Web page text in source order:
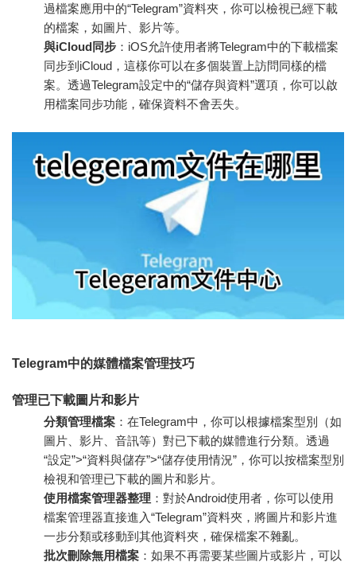
過檔案應用中的“Telegram”資料夾，你可以檢視已經下載
的檔案，如圖片、影片等。
與iCloud同步 ：iOS允許使用者將Telegram中的下載檔案
同步到iCloud，這樣你可以在多個裝置上訪問同樣的檔
案。透過Telegram設定中的“儲存與資料”選項，你可以啟
用檔案同步功能，確保資料不會丟失。
Telegram中的媒體檔案管理技巧
管理已下載圖片和影片
分類管理檔案 ：在Telegram中，你可以根據檔案型別（如
圖片、影片、音訊等）對已下載的媒體進行分類。透過
“設定”>“資料與儲存”>“儲存使用情況”，你可以按檔案型別
檢視和管理已下載的圖片和影片。
使用檔案管理器整理 ：對於Android使用者，你可以使用
檔案管理器直接進入“Telegram”資料夾，將圖片和影片進
一步分類或移動到其他資料夾，確保檔案不雜亂。
批次刪除無用檔案 ：如果不再需要某些圖片或影片，可以